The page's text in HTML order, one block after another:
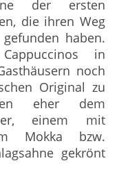
die ihren Weg
haben.
in
noch
Original zu
eher dem
einem mit
Mokka bzw.
gekrönt